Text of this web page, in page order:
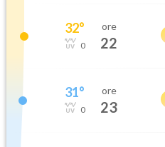
32°
0
ore
22
31°
0
ore
23